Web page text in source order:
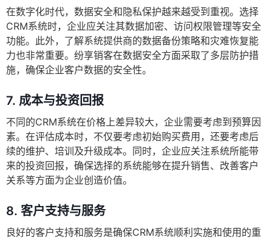
在数字化时代，数据安全和隐私保护越来越受到重视。选择
CRM系统时，企业应关注其数据加密、访问权限管理等安全
功能。此外，了解系统提供商的数据备份策略和灾难恢复能
力也非常重要。纷享销客在数据安全方面采取了多层防护措
施，确保企业客户数据的安全性。
7. 成本与投资回报
不同的CRM系统在价格上差异较大，企业需要考虑到预算因
素。在评估成本时，不仅要考虑初始购买费用，还要考虑后
续的维护、培训及升级成本。同时，企业应关注系统所能带
来的投资回报，确保选择的系统能够在提升销售、改善客户
关系等方面为企业创造价值。
8. 客户支持与服务
良好的客户支持和服务是确保CRM系统顺利实施和使用的重